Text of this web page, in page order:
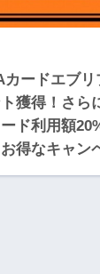
カードエブ
獲得！さら
ド利用額
得なキャン